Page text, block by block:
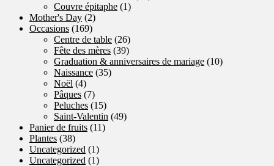
Couvre épitaphe (1)
Mother's Day (2)
Occasions (169)
Centre de table (26)
Fête des mères (39)
Graduation & anniversaires de mariage (10)
Naissance (35)
Noël (4)
Pâques (7)
Peluches (15)
Saint-Valentin (49)
Panier de fruits (11)
Plantes (38)
Uncategorized (1)
Uncategorized (1)